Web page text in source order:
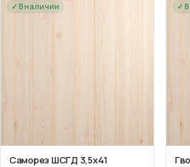
✓ В наличии
Саморез ШСГД 3,5х41
✓